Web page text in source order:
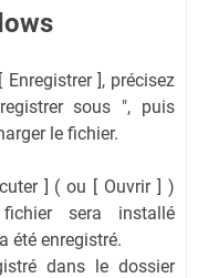
], précisez
sous ", puis
le fichier.
] ( ou [ Ouvrir ] )
sera installé
été enregistré.
dans le dossier